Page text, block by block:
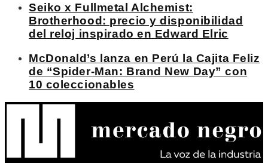
Seiko x Fullmetal Alchemist:
Brotherhood: precio y disponibilidad
del reloj inspirado en Edward Elric
McDonald’s lanza en Perú la Cajita Feliz
de “Spider-Man: Brand New Day” con
10 coleccionables